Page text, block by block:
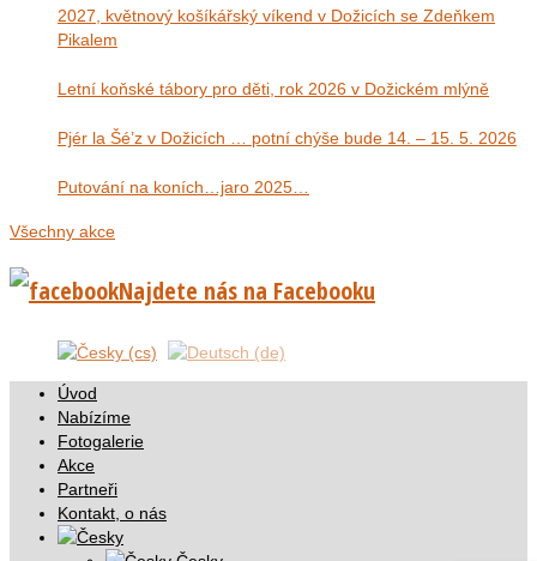
2027, květnový košíkářský víkend v Dožicích se Zdeňkem
Pikalem
Letní koňské tábory pro děti, rok 2026 v Dožickém mlýně
Pjér la Šé’z v Dožicích … potní chýše bude 14. – 15. 5. 2026
Putování na koních…jaro 2025…
Všechny akce
Najdete nás na Facebooku
Úvod
Nabízíme
Fotogalerie
Akce
Partneři
Kontakt, o nás